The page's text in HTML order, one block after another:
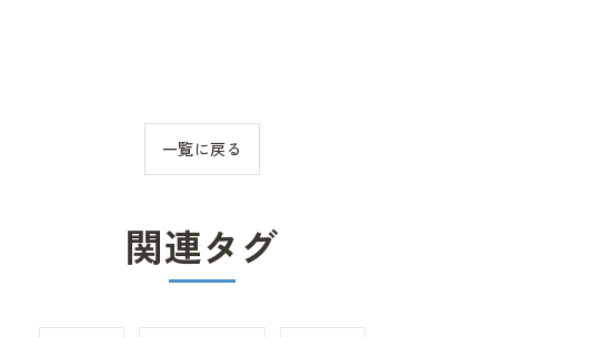
一覧に戻る
関連タグ